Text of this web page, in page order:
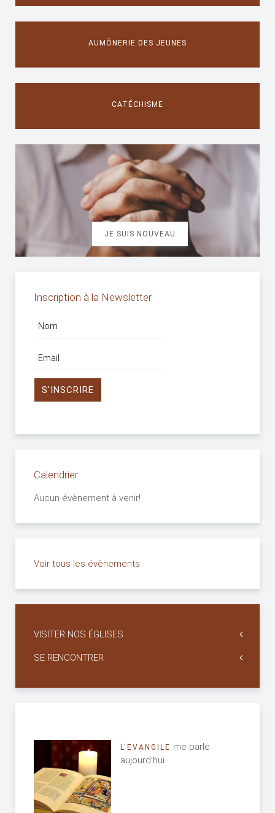
AUMÔNERIE DES JEUNES
CATÉCHISME
JE SUIS NOUVEAU
Inscription à la Newsletter
Calendrier
Aucun évènement à venir!
Voir tous les évènements
VISITER NOS ÉGLISES
SE RENCONTRER
L'EVANGILE me parle
aujourd'hui